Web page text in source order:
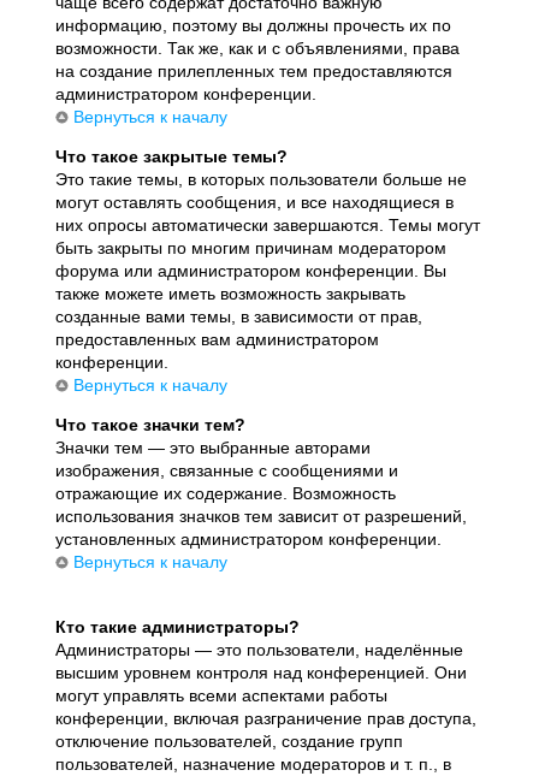
информацию, поэтому вы должны прочесть их по
возможности. Так же, как и с объявлениями, права
на создание прилепленных тем предоставляются
администратором конференции.
Вернуться к началу
Что такое закрытые темы?
Это такие темы, в которых пользователи больше не
могут оставлять сообщения, и все находящиеся в
них опросы автоматически завершаются. Темы могут
быть закрыты по многим причинам модератором
форума или администратором конференции. Вы
также можете иметь возможность закрывать
созданные вами темы, в зависимости от прав,
предоставленных вам администратором
конференции.
Вернуться к началу
Что такое значки тем?
Значки тем — это выбранные авторами
изображения, связанные с сообщениями и
отражающие их содержание. Возможность
использования значков тем зависит от разрешений,
установленных администратором конференции.
Вернуться к началу
Кто такие администраторы?
Администраторы — это пользователи, наделённые
высшим уровнем контроля над конференцией. Они
могут управлять всеми аспектами работы
конференции, включая разграничение прав доступа,
отключение пользователей, создание групп
пользователей, назначение модераторов и т. п., в